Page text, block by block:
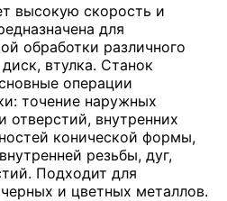
высокую скорость и
для
обработки различного
втулка. Станок
операции
точение наружных
отверстий, внутренних
конической формы,
резьбы, дуг,
Подходит для
и цветных металлов.